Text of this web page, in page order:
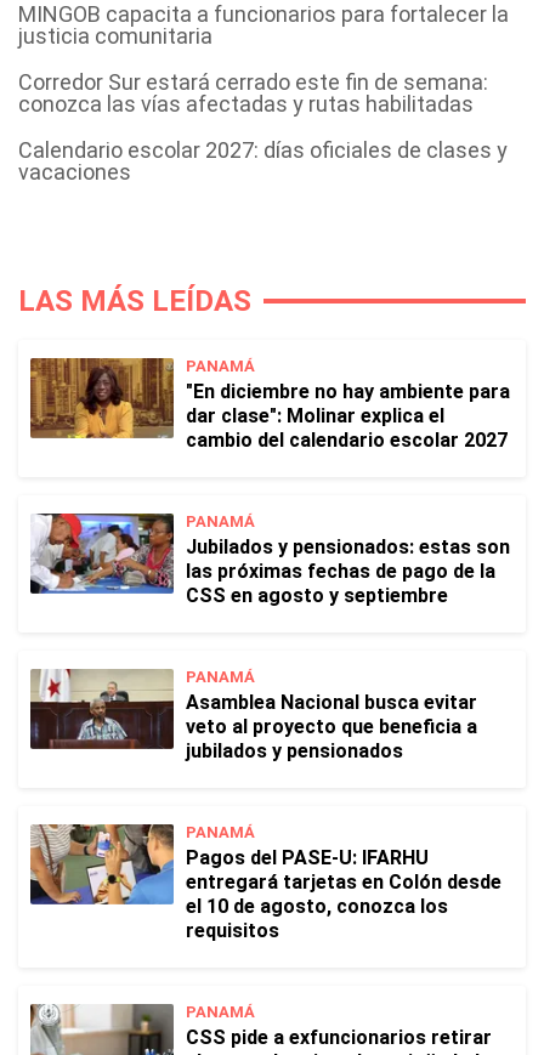
MINGOB capacita a funcionarios para fortalecer la
justicia comunitaria
Corredor Sur estará cerrado este fin de semana:
conozca las vías afectadas y rutas habilitadas
Calendario escolar 2027: días oficiales de clases y
vacaciones
LAS MÁS LEÍDAS
PANAMÁ
"En diciembre no hay ambiente para
dar clase": Molinar explica el
cambio del calendario escolar 2027
PANAMÁ
Jubilados y pensionados: estas son
las próximas fechas de pago de la
CSS en agosto y septiembre
PANAMÁ
Asamblea Nacional busca evitar
veto al proyecto que beneficia a
jubilados y pensionados
PANAMÁ
Pagos del PASE-U: IFARHU
entregará tarjetas en Colón desde
el 10 de agosto, conozca los
requisitos
PANAMÁ
CSS pide a exfuncionarios retirar